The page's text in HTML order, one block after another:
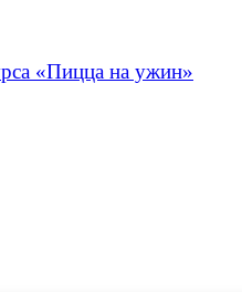
«Пицца на ужин»